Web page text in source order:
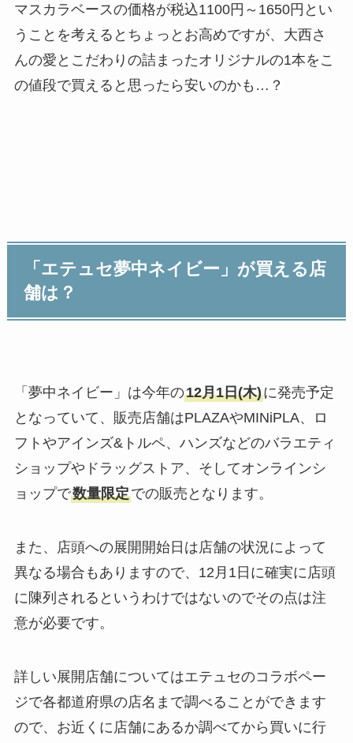
マスカラベースの価格が税込1100円～1650円とい
うことを考えるとちょっとお高めですが、大西さ
んの愛とこだわりの詰まったオリジナルの1本をこ
の値段で買えると思ったら安いのかも…？
「エテュセ夢中ネイビー」が買える店
舗は？
「夢中ネイビー」は今年の12月1日(木)に発売予定
となっていて、販売店舗はPLAZAやMINiPLA、ロ
フトやアインズ&トルペ、ハンズなどのバラエティ
ショップやドラッグストア、そしてオンラインシ
ョップで数量限定での販売となります。
また、店頭への展開開始日は店舗の状況によって
異なる場合もありますので、12月1日に確実に店頭
に陳列されるというわけではないのでその点は注
意が必要です。
詳しい展開店舗についてはエテュセのコラボペー
ジで各都道府県の店名まで調べることができます
ので、お近くに店舗にあるか調べてから買いに行